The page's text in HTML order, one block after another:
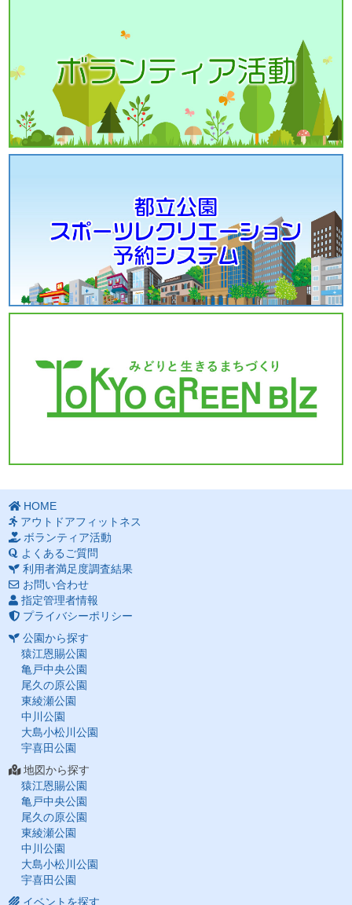
HOME
アウトドアフィットネス
ボランティア活動
よくあるご質問
利用者満足度調査結果
お問い合わせ
指定管理者情報
プライバシーポリシー
公園から探す
猿江恩賜公園
亀戸中央公園
尾久の原公園
東綾瀬公園
中川公園
大島小松川公園
宇喜田公園
地図から探す
猿江恩賜公園
亀戸中央公園
尾久の原公園
東綾瀬公園
中川公園
大島小松川公園
宇喜田公園
イベントを探す